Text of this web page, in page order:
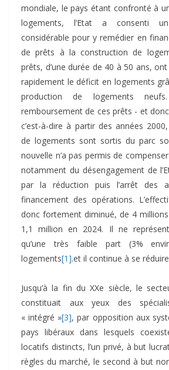
mondiale, le pays étant confronté à
logements, l’Etat a consenti
considérable pour y remédier en
de prêts à la construction de
prêts, d’une durée de 40 à 50 ans,
rapidement le déficit en logements
production de logements
remboursement de ces prêts - et
c’est-à-dire à partir des années
de logements sont sortis du parc
nouvelle n’a pas permis de
notamment du désengagement de
par la réduction puis l’arrêt des
financement des opérations.
donc fortement diminué, de 4 millions
1,1 million en 2024. Il ne
qu’une très faible part (3%
logements[1].et il continue à se réduire
Jusqu’à la fin du XXe siècle, le
constituait aux yeux des
« intégré »[3], par opposition aux
pays libéraux dans lesquels
locatifs distincts, l’un privé, à but
règles du marché, le second à but